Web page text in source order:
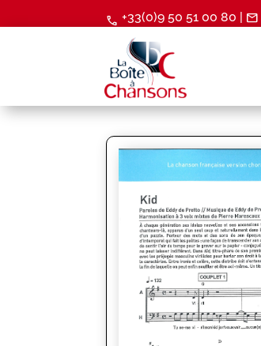
call +33(0)9 50 51 00 80 | mail